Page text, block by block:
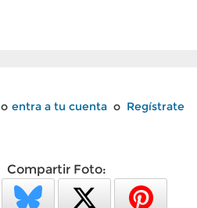
entra a tu cuenta o Regístrate
Compartir Foto: